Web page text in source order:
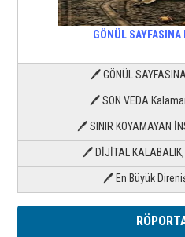
GÖNÜL SAYFASINA
🖊 GÖNÜL
🖊 SON VEDA
🖊 SINIR KOYAMAYAN
🖊 DİJİTAL KALABALIK,
🖊 En Büyük